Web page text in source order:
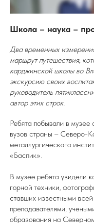
Школа – наука –
Два временных
маршрут путешествия,
карджинской школы во
экскурсию своих
руководитель
автор этих строк.
Ребята побывали в музее
вузов страны – Северо-
металлургического
«Баспик».
В музее ребята увидели
горной техники,
ставших известными
преподавателями,
образования на